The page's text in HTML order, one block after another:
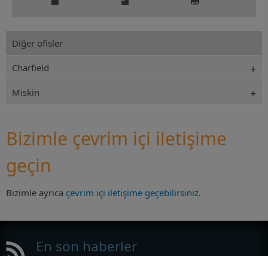
Diğer ofisler
Charfield
Miskin
Bizimle çevrim içi iletişime
geçin
Bizimle ayrıca çevrim içi iletişime geçebilirsiniz.
En son haberler